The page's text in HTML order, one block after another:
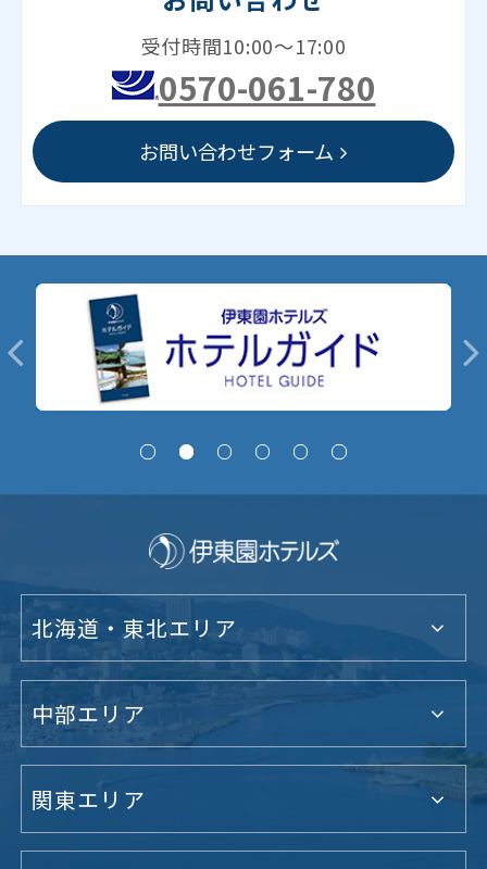
受付時間10:00～17:00
0570-061-780
お問い合わせフォーム
北海道・東北エリア
中部エリア
関東エリア